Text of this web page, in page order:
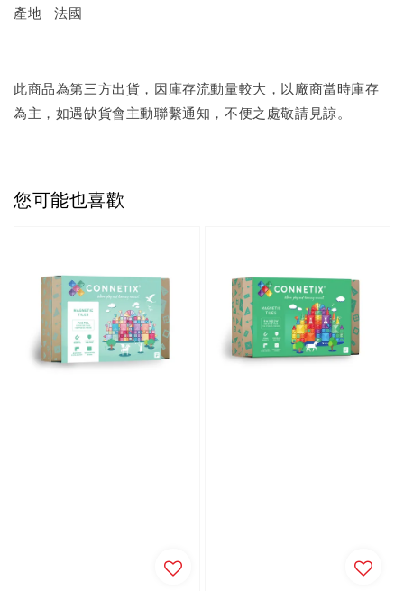
產地 法國
此商品為第三方出貨，因庫存流動量較大，以廠商當時庫存
為主，如遇缺貨會主動聯繫通知，不便之處敬請見諒。
您可能也喜歡